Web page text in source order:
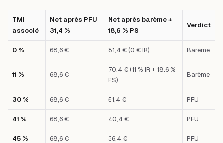
TMI
associé
Net après PFU
31,4 %
Net après barème +
18,6 % PS
Verdict
0 % 68,6 € 81,4 € (0 € IR) Barème
11 % 68,6 €
70,4 € (11 % IR + 18,6 %
PS)
Barème
30 % 68,6 € 51,4 € PFU
41 % 68,6 € 40,4 € PFU
45 % 68,6 € 36,4 € PFU